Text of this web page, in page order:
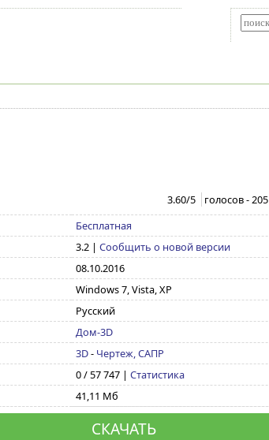
3.60/5 голосов -205
Бесплатная
3.2| Сообщить о новой версии
08.10.2016
Windows 7, Vista, XP
Русский
Дом-3D
3D- Чертеж, САПР
0 / 57 747 | Статистика
41,11 Мб
СКАЧАТЬ